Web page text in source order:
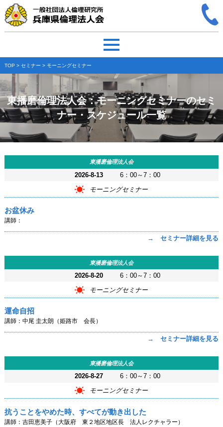
TOP > セミナー > モーニングセミナー
東播磨倫理法人会：モーニングセミナーのセミ
ナー・スケジュール一覧
東播磨倫理法人会
2026-8-13
6：00～7：00
モーニングセミナー
お盆休み
講師：
→ セミナー詳細を見る
東播磨倫理法人会
2026-8-20
6：00～7：00
モーニングセミナー
運命自招
講師：中尾 圭太朗（姫路市 会長）
→ セミナー詳細を見る
東播磨倫理法人会
2026-8-27
6：00～7：00
モーニングセミナー
抗うことをやめた時、すべてが動き出した
講師：吉田恵美子（大阪府 東２地区地区長 法人レクチャラー）